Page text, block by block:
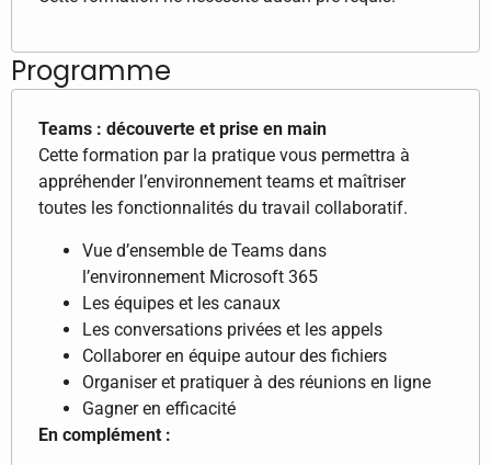
Programme
Teams : découverte et prise en main
Cette formation par la pratique vous permettra à
appréhender l’environnement teams et maîtriser
toutes les fonctionnalités du travail collaboratif.
Vue d’ensemble de Teams dans
l’environnement Microsoft 365
Les équipes et les canaux
Les conversations privées et les appels
Collaborer en équipe autour des fichiers
Organiser et pratiquer à des réunions en ligne
Gagner en efficacité
En complément :